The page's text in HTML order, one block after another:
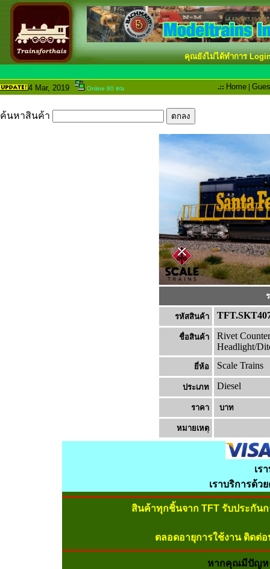
คุณยังไม่ได้ทำการ
4 Mar, 2019 Online 80 คน .:: Home |
ค้นหาสินค้า
รหัสสินค้า
ชื่อสินค้า
Rivet
Headlight/
ยี่ห้อ Scale Trains
ประเภท Diesel
ราคา บาท
หมายเหต
เร
เราบริการด้ว
สินค้าทุกชิ้นจาก TFT รับประกัน
ตลอดอายุการใช้งาน ติดต่
หากคุณมีปัญห